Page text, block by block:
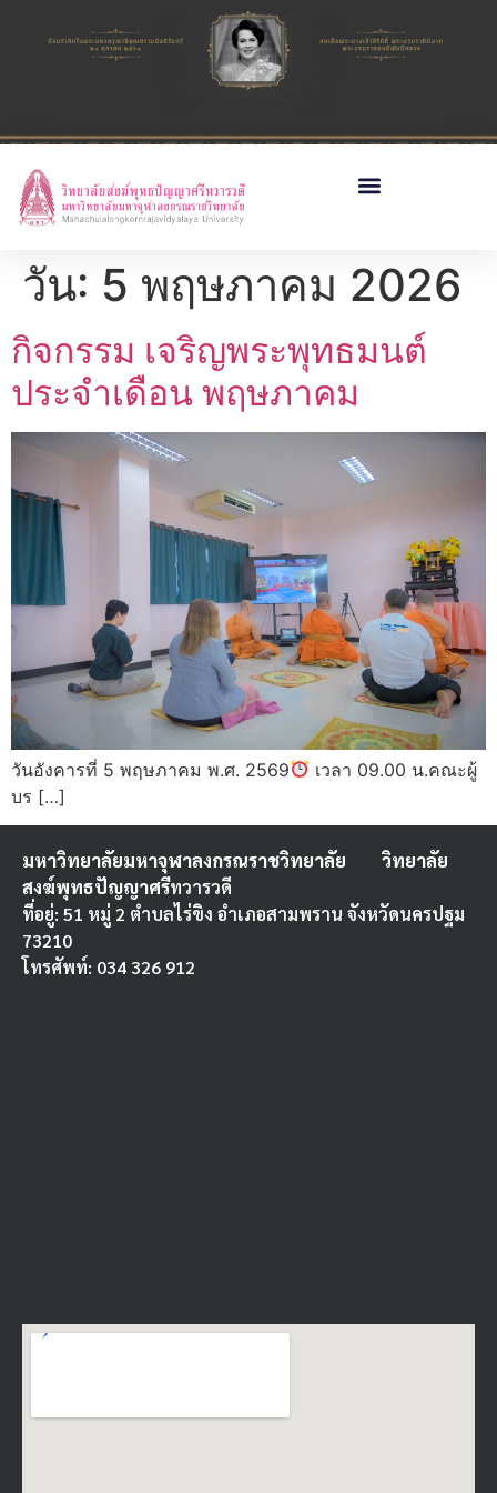
วัน: 5 พฤษภาคม 2026
กิจกรรม เจริญพระพุทธมนต์
ประจำเดือน พฤษภาคม
วันอังคารที่ 5 พฤษภาคม พ.ศ. 2569
เวลา 09.00 น.คณะผู้
บร […]
มหาวิทยาลัยมหาจุฬาลงกรณราชวิทยาลัย วิทยาลัย
สงฆ์พุทธปัญญาศรีทวารวดี
ที่อยู่: 51 หมู่ 2 ตำบลไร่ขิง อำเภอสามพราน จังหวัดนครปฐม
73210
โทรศัพท์: 034 326 912